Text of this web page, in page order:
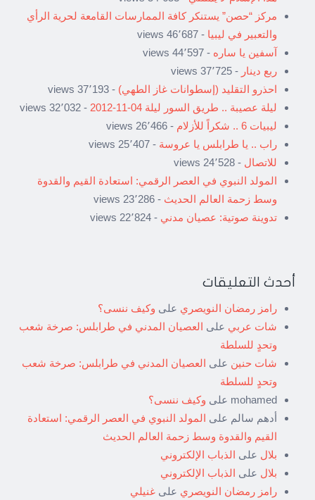
مركز “حصن” يستنكر كافة الممارسات القامعة لحرية الرأي
والتعبير في ليبيا - 46٬687 views
آسفين يا ساره - 44٬597 views
ربع دينار - 37٬725 views
احذرو التقليد (إسطوانات غاز الطهي) - 37٬193 views
ليلة عصيبة .. طريق السور ليلة 04-11-2012
- 32٬032 views
ليبيات 6 .. شكراً للأزلام
- 26٬466 views
راب .. يا طرابلس يا عروسة - 25٬407 views
للاتصال - 24٬528 views
المولد النبوي في العصر الرقمي: استعادة القيم والقدوة
وسط زحمة العالم الحديث - 23٬286 views
تدوينة صوتية: عصيان مدني - 22٬824 views
أحدث التعليقات
رامز رمضان النويصري على وكيف ننسى؟
شات عربي على العصيان المدني في طرابلس: صرخة شعب
وتحدٍ للسلطة
شات حنين على العصيان المدني في طرابلس: صرخة شعب
وتحدٍ للسلطة
mohamed على وكيف ننسى؟
أدهم سالم على المولد النبوي في العصر الرقمي: استعادة
القيم والقدوة وسط زحمة العالم الحديث
بلال على الذباب الإلكتروني
بلال على الذباب الإلكتروني
رامز رمضان النويصري على غنيلي